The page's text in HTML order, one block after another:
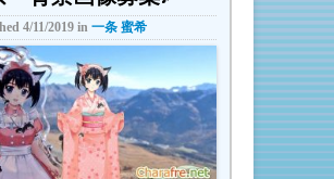
4/11/2019 in 一条 蜜希